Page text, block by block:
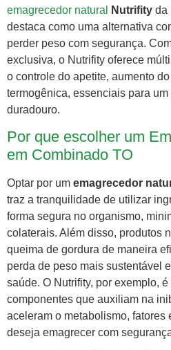
emagrecedor natural
Nutrifity da
destaca como uma alternativa
perder peso com segurança.
exclusiva, o Nutrifity oferece
o controle do apetite, aumento
termogênica, essenciais para
duradouro.
Por que escolher um
em Combinado TO
Optar por um emagrecedor
traz a tranquilidade de utilizar
forma segura no organismo,
colaterais. Além disso, produtos
queima de gordura de maneira
perda de peso mais sustentável
saúde. O Nutrifity, por exemplo,
componentes que auxiliam na
aceleram o metabolismo, fatores
deseja emagrecer com